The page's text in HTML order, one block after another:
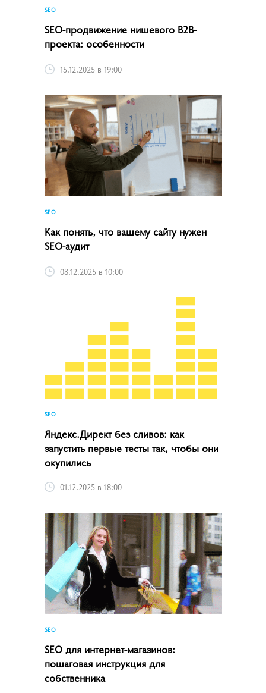
SEO
SEO-продвижение нишевого B2B-
проекта: особенности
15.12.2025 в 19:00
SEO
Как понять, что вашему сайту нужен
SEO-аудит
08.12.2025 в 10:00
SEO
Яндекс.Директ без сливов: как
запустить первые тесты так, чтобы они
окупились
01.12.2025 в 18:00
SEO
SEO для интернет-магазинов:
пошаговая инструкция для
собственника